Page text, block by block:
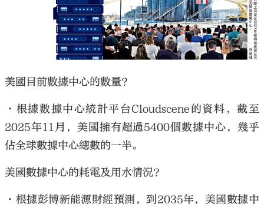
美國目前數據中心的數量？
•根據數據中心統計平台Cloudscene的資料，截至
2025年11月，美國擁有超過5400個數據中心，幾乎
佔全球數據中心總數的一半。
美國數據中心的耗電及用水情況？
•根據彭博新能源財經預測，到2035年，美國數據中